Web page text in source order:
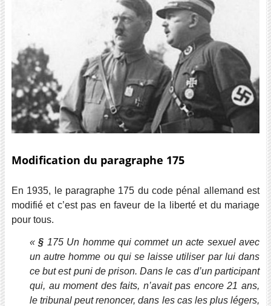
Modification du paragraphe 175
En 1935, le paragraphe 175 du code pénal allemand est
modifié et c’est pas en faveur de la liberté et du mariage
pour tous.
«§ 175 Un homme qui commet un acte sexuel avec
un autre homme ou qui se laisse utiliser par lui dans
ce but est puni de prison. Dans le cas d’un participant
qui, au moment des faits, n’avait pas encore 21 ans,
le tribunal peut renoncer, dans les cas les plus légers,